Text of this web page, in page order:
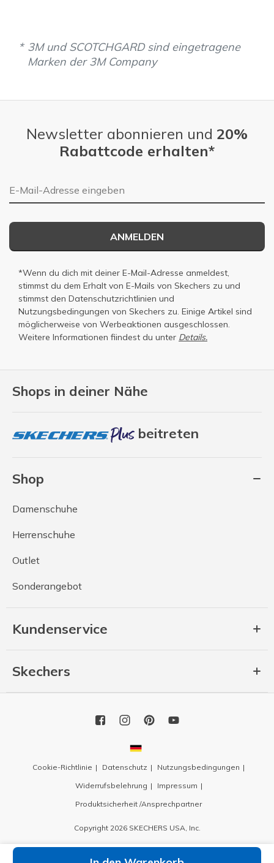
3M und SCOTCHGARD sind eingetragene
Marken der 3M Company
Shops in deiner Nähe
beitreten
Shop
Damenschuhe
Herrenschuhe
Outlet
Sonderangebot
Kundenservice
Skechers
Newsletter abonnieren und 20%
Rabattcode erhalten*
E-Mail-Adresse
ANMELDEN
*Wenn du dich mit deiner E-Mail-Adresse anmeldest,
stimmst du dem Erhalt von E-Mails von Skechers zu und
stimmst den Datenschutzrichtlinien und
Nutzungsbedingungen von Skechers zu. Einige Artikel sind
möglicherweise von Werbeaktionen ausgeschlossen.
Weitere Informationen fiindest du unter Details.
Cookie-Richtlinie Datenschutz
Nutzungsbedingungen
Widerrufsbelehrung
Impressum
Produktsicherheit /Ansprechpartner
Copyright 2026 SKECHERS USA, Inc.